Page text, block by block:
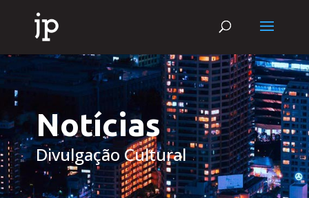
Notícias
Divulgação Cultural